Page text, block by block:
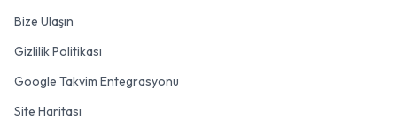
Bize Ulaşın
Gizlilik Politikası
Google Takvim Entegrasyonu
Site Haritası